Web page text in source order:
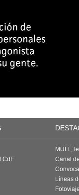
CdF
MUFF,
Canal
Líneas